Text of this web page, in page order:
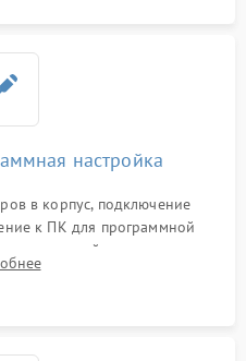
настройка
в корпус, подключение
к ПК для программной
настройки порогов
счетчиков старения АКБ.